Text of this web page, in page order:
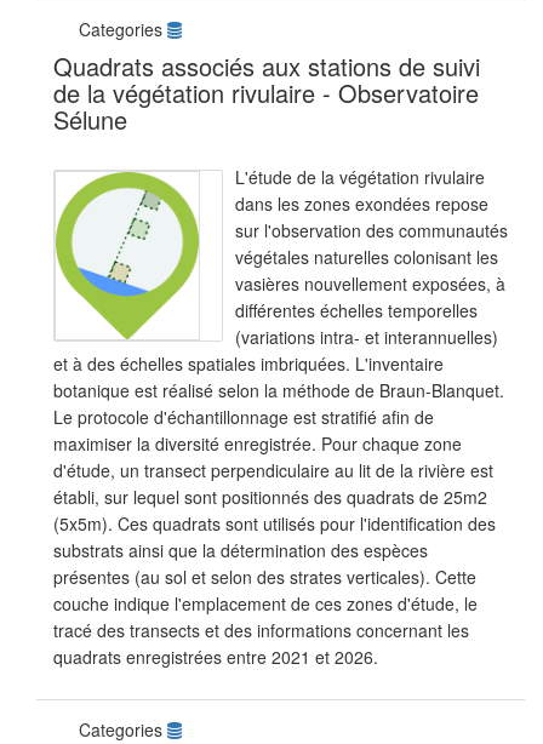
Categories
Quadrats associés aux stations de suivi
de la végétation rivulaire - Observatoire
Sélune
L'étude de la végétation rivulaire
dans les zones exondées repose
sur l'observation des communautés
végétales naturelles colonisant les
vasières nouvellement exposées, à
différentes échelles temporelles
(variations intra- et interannuelles)
et à des échelles spatiales imbriquées. L'inventaire
botanique est réalisé selon la méthode de Braun-Blanquet.
Le protocole d'échantillonnage est stratifié afin de
maximiser la diversité enregistrée. Pour chaque zone
d'étude, un transect perpendiculaire au lit de la rivière est
établi, sur lequel sont positionnés des quadrats de 25m2
(5x5m). Ces quadrats sont utilisés pour l'identification des
substrats ainsi que la détermination des espèces
présentes (au sol et selon des strates verticales). Cette
couche indique l'emplacement de ces zones d'étude, le
tracé des transects et des informations concernant les
quadrats enregistrées entre 2021 et 2026.
Categories